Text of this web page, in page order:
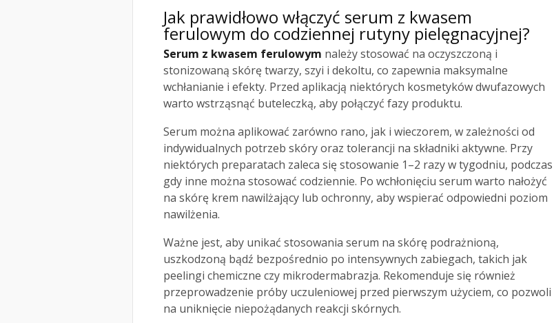
Jak prawidłowo włączyć serum z kwasem
ferulowym do codziennej rutyny pielęgnacyjnej?
Serum z kwasem ferulowym należy stosować na oczyszczoną i
stonizowaną skórę twarzy, szyi i dekoltu, co zapewnia maksymalne
wchłanianie i efekty. Przed aplikacją niektórych kosmetyków dwufazowych
warto wstrząsnąć buteleczką, aby połączyć fazy produktu.
Serum można aplikować zarówno rano, jak i wieczorem, w zależności od
indywidualnych potrzeb skóry oraz tolerancji na składniki aktywne. Przy
niektórych preparatach zaleca się stosowanie 1–2 razy w tygodniu, podczas
gdy inne można stosować codziennie. Po wchłonięciu serum warto nałożyć
na skórę krem nawilżający lub ochronny, aby wspierać odpowiedni poziom
nawilżenia.
Ważne jest, aby unikać stosowania serum na skórę podrażnioną,
uszkodzoną bądź bezpośrednio po intensywnych zabiegach, takich jak
peelingi chemiczne czy mikrodermabrazja. Rekomenduje się również
przeprowadzenie próby uczuleniowej przed pierwszym użyciem, co pozwoli
na uniknięcie niepożądanych reakcji skórnych.